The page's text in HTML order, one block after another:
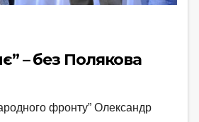
– без Полякова
фронту” Олександр